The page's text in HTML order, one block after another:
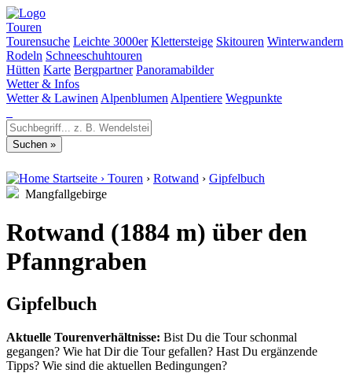
Touren
Tourensuche Leichte 3000er Klettersteige Skitouren Winterwandern
Rodeln Schneeschuhtouren
Hütten Karte Bergpartner Panoramabilder
Wetter & Infos
Wetter & Lawinen Alpenblumen Alpentiere Wegpunkte
Startseite › Touren › Rotwand › Gipfelbuch
Mangfallgebirge
Rotwand (1884 m) über den
Pfanngraben
Gipfelbuch
Aktuelle Tourenverhältnisse: Bist Du die Tour schonmal
gegangen? Wie hat Dir die Tour gefallen? Hast Du ergänzende
Tipps? Wie sind die aktuellen Bedingungen?